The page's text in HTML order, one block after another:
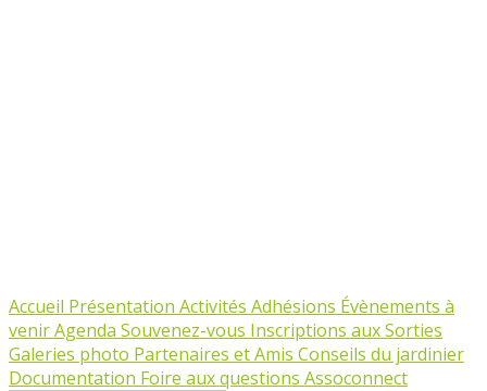
Accueil Présentation Activités Adhésions Évènements à
venirAgenda Souvenez-vous Inscriptions aux Sorties
Galeries photo Partenaires et Amis Conseils du jardinier
Documentation Foire aux questions Assoconnect